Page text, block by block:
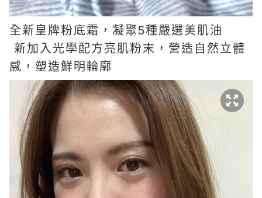
全新皇牌粉底霜，凝聚5種嚴選美肌油
新加入光學配方亮肌粉末，營造自然立體
感，塑造鮮明輪廓